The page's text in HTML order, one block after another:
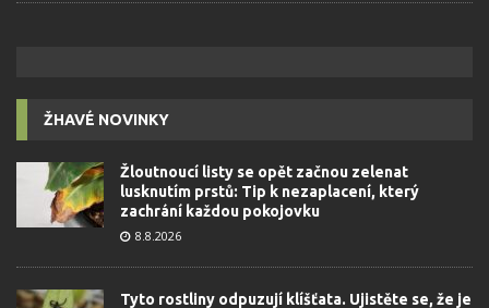
ŽHAVÉ NOVINKY
Žloutnoucí listy se opět začnou zelenat
lusknutím prstů: Tip k nezaplacení, který
zachrání každou pokojovku
8.8.2026
Tyto rostliny odpuzují klíšťata. Ujistěte se, že je